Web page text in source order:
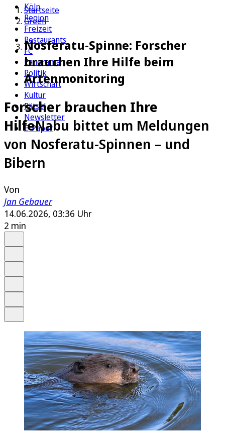
Köln
Region
Freizeit
Restaurants
FC
Panorama
Politik
Wirtschaft
Kultur
Rätsel
Newsletter
E-Paper
Startseite
Green
Nosferatu-Spinne: Forscher
brauchen Ihre Hilfe beim
Artenmonitoring
Forscher brauchen Ihre
HilfeNabu bittet um Meldungen
von Nosferatu-Spinnen – und
Bibern
Von
Jan Gebauer
14.06.2026, 03:36 Uhr
2 min